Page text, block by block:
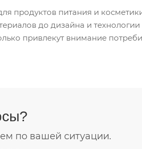
продуктов питания и
до дизайна и
привлекут внимание
по вашей ситуации.